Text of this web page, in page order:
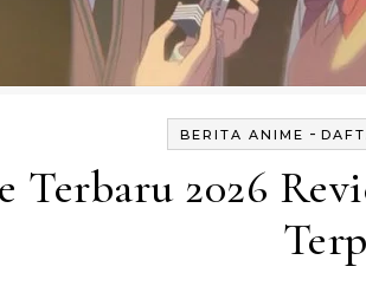
BERITA ANIME -
Terbaru 2026